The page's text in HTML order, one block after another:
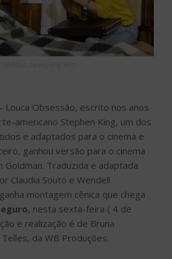
Louca Obsessão, escrito nos anos
americano Stephen King, um dos
e adaptados para o cinema e
ganhou versão para o cinema
Goldman. Traduzida e adaptada
Claudia Souto e Wendell
ganha montagem cênica que chega
, nesta sexta-feira ( 4 de
e realização é de Bruna
da WB Produções.